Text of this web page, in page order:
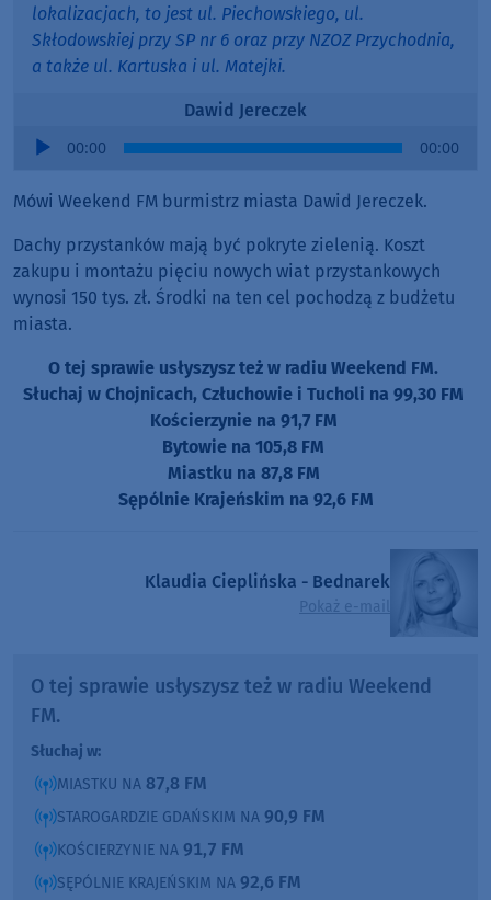
lokalizacjach, to jest ul. Piechowskiego, ul.
Skłodowskiej przy SP nr 6 oraz przy NZOZ Przychodnia,
a także ul. Kartuska i ul. Matejki.
Dawid Jereczek
Audio
00:00 00:00
Mówi Weekend FM burmistrz miasta Dawid Jereczek.
Dachy przystanków mają być pokryte zielenią. Koszt
zakupu i montażu pięciu nowych wiat przystankowych
wynosi 150 tys. zł. Środki na ten cel pochodzą z budżetu
miasta.
O tej sprawie usłyszysz też w radiu Weekend FM.
Słuchaj w Chojnicach, Człuchowie i Tucholi na 99,30 FM
Kościerzynie na 91,7 FM
Bytowie na 105,8 FM
Miastku na 87,8 FM
Sępólnie Krajeńskim na 92,6 FM
Klaudia Cieplińska - Bednarek
Pokaż e-mail
O tej sprawie usłyszysz też w radiu Weekend
FM.
Słuchaj w:
MIASTKU NA 87,8 FM
STAROGARDZIE GDAŃSKIM NA 90,9 FM
KOŚCIERZYNIE NA 91,7 FM
SĘPÓLNIE KRAJEŃSKIM NA 92,6 FM